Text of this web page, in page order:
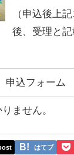
（申込後上
後、受理と
申込フォーム
ません。
はてブ